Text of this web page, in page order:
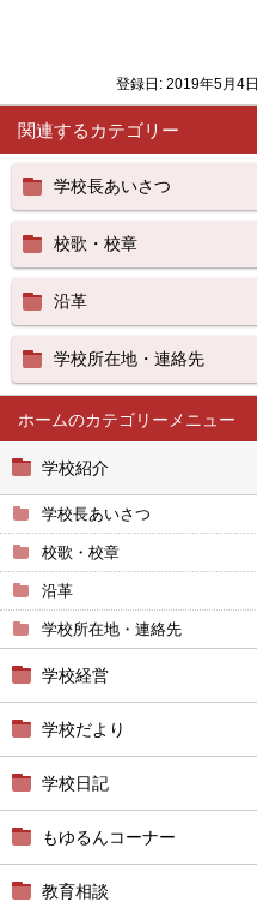
ホーム
学校紹介
学校長あいさつ
校歌・校章
沿革
学校所在地・連絡先
学校経営
学校だより
学校日記
もゆるんコーナー
教育相談
登録日: 2019年5月4日
関連するカテゴリー
学校長あいさつ
校歌・校章
沿革
学校所在地・連絡先